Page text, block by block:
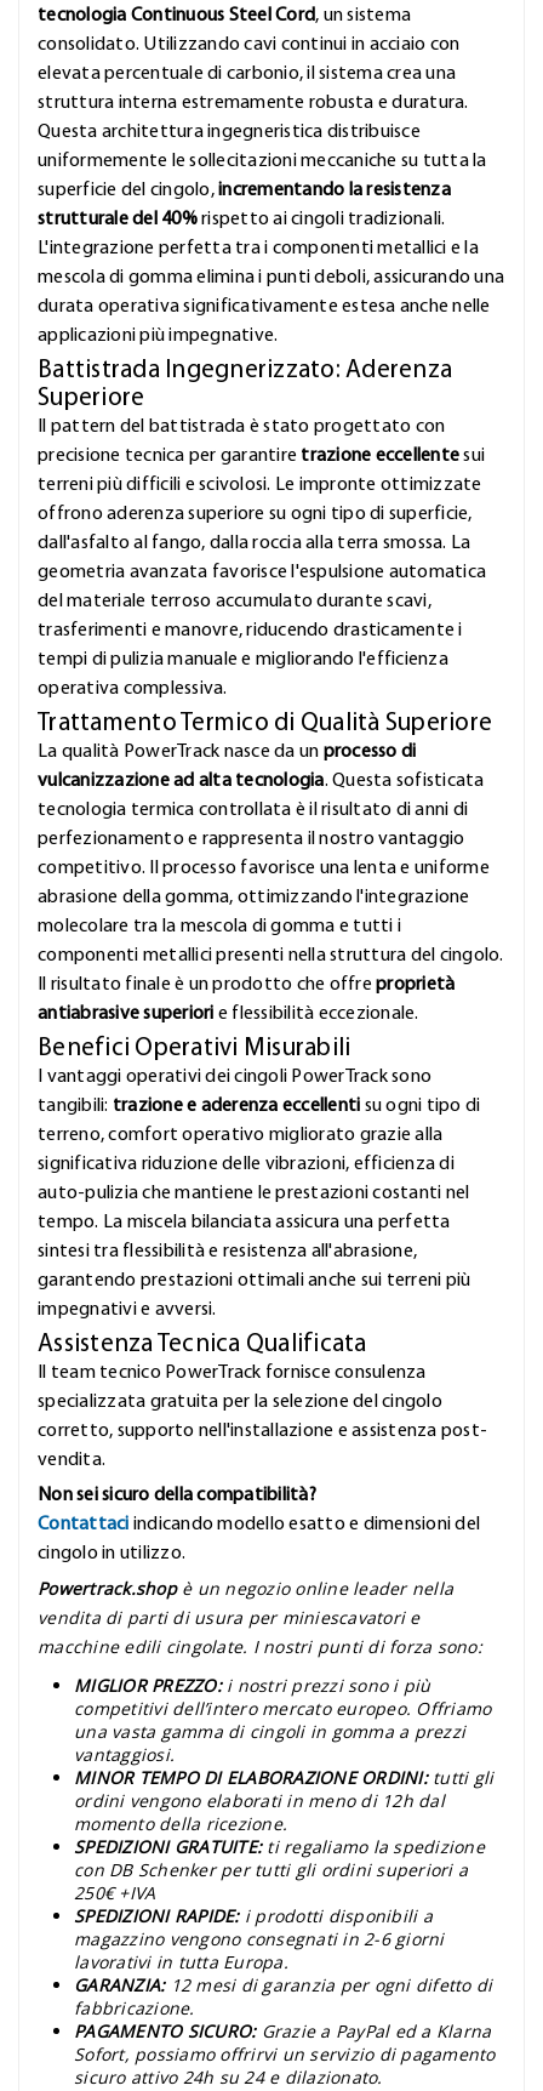
tecnologia Continuous Steel Cord, un sistema
consolidato. Utilizzando cavi continui in acciaio con
elevata percentuale di carbonio, il sistema crea una
struttura interna estremamente robusta e duratura.
Questa architettura ingegneristica distribuisce
uniformemente le sollecitazioni meccaniche su tutta la
superficie del cingolo,incrementando la resistenza
strutturale del 40%rispetto ai cingoli tradizionali.
L'integrazione perfetta tra i componenti metallici e la
mescola di gomma elimina i punti deboli, assicurando una
durata operativa significativamente estesa anche nelle
applicazioni più impegnative.
Battistrada Ingegnerizzato: Aderenza
Superiore
Il pattern del battistrada è stato progettato con
precisione tecnica per garantire trazione eccellentesui
terreni più difficili e scivolosi. Le impronte ottimizzate
offrono aderenza superiore su ogni tipo di superficie,
dall'asfalto al fango, dalla roccia alla terra smossa. La
geometria avanzata favorisce l'espulsione automatica
del materiale terroso accumulato durante scavi,
trasferimenti e manovre, riducendo drasticamente i
tempi di pulizia manuale e migliorando l'efficienza
operativa complessiva.
Trattamento Termico di Qualità Superiore
La qualità PowerTrack nasce da un processo di
vulcanizzazione ad alta tecnologia. Questa sofisticata
tecnologia termica controllata è il risultato di anni di
perfezionamento e rappresenta il nostro vantaggio
competitivo. Il processo favorisce una lenta e uniforme
abrasione della gomma, ottimizzando l'integrazione
molecolare tra la mescola di gomma e tutti i
componenti metallici presenti nella struttura del cingolo.
Il risultato finale è un prodotto che offreproprietà
antiabrasive superiori e flessibilità eccezionale.
Benefici Operativi Misurabili
I vantaggi operativi dei cingoli PowerTrack sono
tangibili: trazione e aderenza eccellenti su ogni tipo di
terreno, comfort operativo migliorato grazie alla
significativa riduzione delle vibrazioni, efficienza di
auto-pulizia che mantiene le prestazioni costanti nel
tempo. La miscela bilanciata assicura una perfetta
sintesi tra flessibilità e resistenza all'abrasione,
garantendo prestazioni ottimali anche sui terreni più
impegnativi e avversi.
Assistenza Tecnica Qualificata
Il team tecnico PowerTrack fornisce consulenza
specializzata gratuita per la selezione del cingolo
corretto, supporto nell'installazione e assistenza post-
vendita.
Non sei sicuro della compatibilità?
Contattaci indicando modello esatto e dimensioni del
cingolo in utilizzo.
Powertrack.shop è un negozio online leader nella
vendita di parti di usura per miniescavatori e
macchine edili cingolate. I nostri punti di forza sono:
MIGLIOR PREZZO: i nostri prezzi sono i più
competitivi dell’intero mercato europeo. Offriamo
una vasta gamma di cingoli in gomma a prezzi
vantaggiosi.
MINOR TEMPO DI ELABORAZIONE ORDINI: tutti gli
ordini vengono elaborati in meno di 12h dal
momento della ricezione.
SPEDIZIONI GRATUITE: ti regaliamo la spedizione
con DB Schenker per tutti gli ordini superiori a
250€ +IVA
SPEDIZIONI RAPIDE: i prodotti disponibili a
magazzino vengono consegnati in 2-6 giorni
lavorativi in tutta Europa.
GARANZIA: 12 mesi di garanzia per ogni difetto di
fabbricazione.
PAGAMENTO SICURO: Grazie a PayPal ed a Klarna
Sofort, possiamo offrirvi un servizio di pagamento
sicuro attivo 24h su 24 e dilazionato.